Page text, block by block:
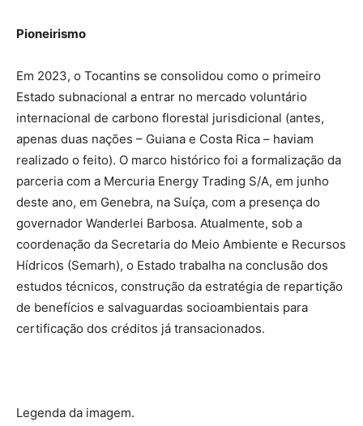
Pioneirismo
Em 2023, o Tocantins se consolidou como o primeiro
Estado subnacional a entrar no mercado voluntário
internacional de carbono florestal jurisdicional (antes,
apenas duas nações – Guiana e Costa Rica – haviam
realizado o feito). O marco histórico foi a formalização da
parceria com a Mercuria Energy Trading S/A, em junho
deste ano, em Genebra, na Suíça, com a presença do
governador Wanderlei Barbosa. Atualmente, sob a
coordenação da Secretaria do Meio Ambiente e Recursos
Hídricos (Semarh), o Estado trabalha na conclusão dos
estudos técnicos, construção da estratégia de repartição
de benefícios e salvaguardas socioambientais para
certificação dos créditos já transacionados.
Legenda da imagem.